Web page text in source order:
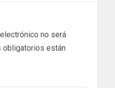
no será
obligatorios están